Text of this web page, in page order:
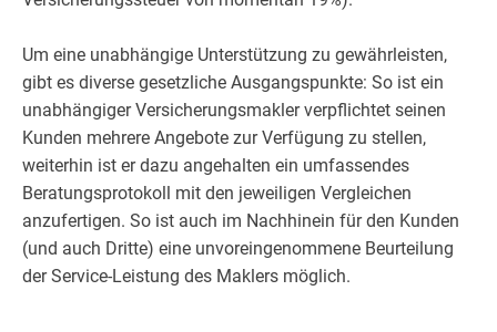
Um eine unabhängige Unterstützung zu gewährleisten,
gibt es diverse gesetzliche Ausgangspunkte: So ist ein
unabhängiger Versicherungsmakler verpflichtet seinen
Kunden mehrere Angebote zur Verfügung zu stellen,
weiterhin ist er dazu angehalten ein umfassendes
Beratungsprotokoll mit den jeweiligen Vergleichen
anzufertigen. So ist auch im Nachhinein für den Kunden
(und auch Dritte) eine unvoreingenommene Beurteilung
der Service-Leistung des Maklers möglich.